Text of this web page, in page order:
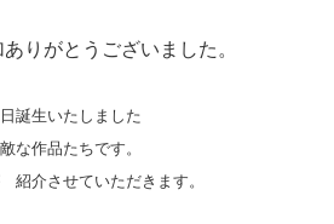
りがとうございました。
誕生いたしました
な作品たちです。
紹介させていただきます。